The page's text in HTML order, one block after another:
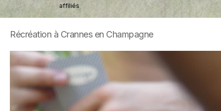
affiliés
Récréation à Crannes en Champagne